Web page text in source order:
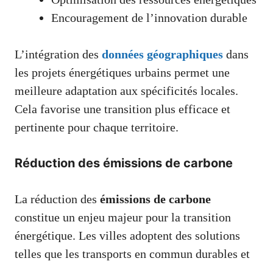
Encouragement de l’innovation durable
L’intégration des données géographiques dans
les projets énergétiques urbains permet une
meilleure adaptation aux spécificités locales.
Cela favorise une transition plus efficace et
pertinente pour chaque territoire.
Réduction des émissions de carbone
La réduction des émissions de carbone
constitue un enjeu majeur pour la transition
énergétique. Les villes adoptent des solutions
telles que les transports en commun durables et